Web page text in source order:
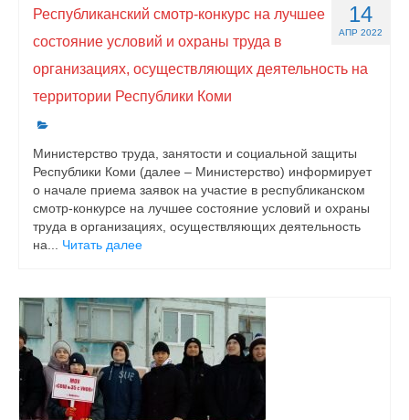
14
АПР 2022
Республиканский смотр-конкурс на лучшее
состояние условий и охраны труда в
организациях, осуществляющих деятельность на
территории Республики Коми
Министерство труда, занятости и социальной защиты
Республики Коми (далее – Министерство) информирует
о начале приема заявок на участие в республиканском
смотр-конкурсе на лучшее состояние условий и охраны
труда в организациях, осуществляющих деятельность
на... Читать далее